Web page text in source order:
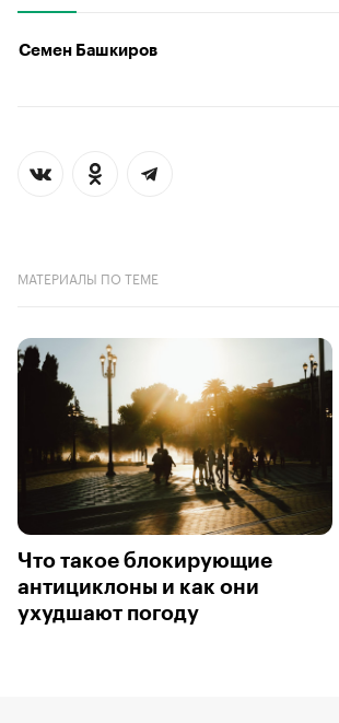
Семен Башкиров
МАТЕРИАЛЫ ПО ТЕМЕ
Что такое блокирующие
антициклоны и как они
ухудшают погоду